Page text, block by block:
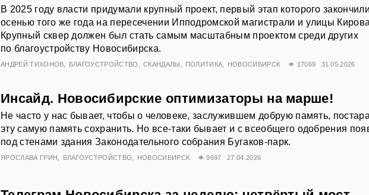
В 2025 году власти придумали крупный проект, первый этап которого
осенью того же года на пересечении Ипподромской магистрали и улицы
Крупный сквер должен был стать самым масштабным проектом среди других
по благоустройству Новосибирска.
АНДРЕЙ ТИХОНОВ БЛАГОУСТРОЙСТВО СКАНДАЛЫ ПОЛИТИКА НОВОСИБИРСК 17069 31.05.2026
Инсайд. Новосибирские оптимизаторы на марше!
Не часто у нас бывает, чтобы о человеке, заслужившем добрую память,
эту самую память сохранить. Но все-таки бывает и с всеобщего одобрения
под стенами здания Законодательного собрания Бугаков-парк.
ЯРОСЛАВА ГРИН БЛАГОУСТРОЙСТВО НОВОСИБИРСК 9697 27.04.2026